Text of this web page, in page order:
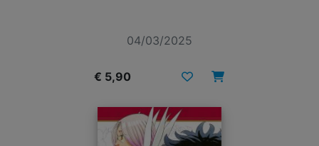
04/03/2025
€ 5,90